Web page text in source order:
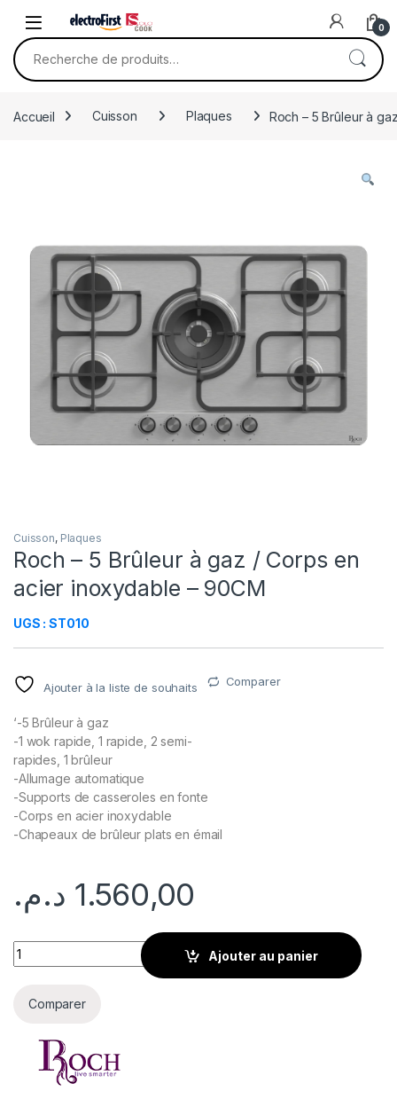
0
Recherche pour :
Accueil Cuisson Plaques Roch – 5 Brûleur à
Cuisson, Plaques
Roch – 5 Brûleur à gaz / Corps en
acier inoxydable – 90CM
UGS : ST010
Ajouter à la liste de souhaits Comparer
‘-5 Brûleur à gaz
-1 wok rapide, 1 rapide, 2 semi-
rapides, 1 brûleur
-Allumage automatique
-Supports de casseroles en fonte
-Corps en acier inoxydable
-Chapeaux de brûleur plats en émail
1.560,00 د.م.
Roch – 5 Brûleur à gaz / Corps en acier inoxydable - 90CM
Ajouter au panier
Comparer